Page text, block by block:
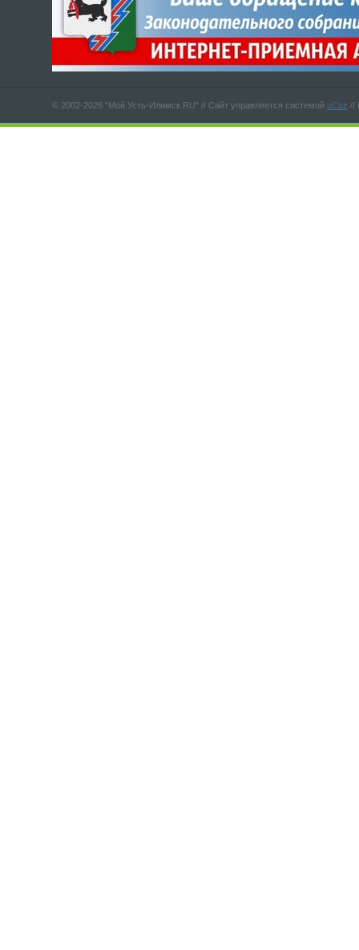
© 2002-2026 "Мой Усть-Илимск.RU" // Сайт управляется системой uCoz //